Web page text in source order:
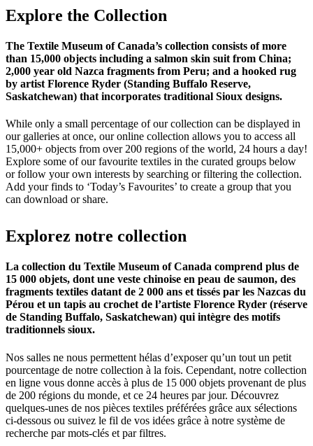
Explore the Collection
The Textile Museum of Canada’s collection consists of more
than 15,000 objects including a salmon skin suit from China;
2,000 year old Nazca fragments from Peru; and a hooked rug
by artist Florence Ryder (Standing Buffalo Reserve,
Saskatchewan) that incorporates traditional Sioux designs.
While only a small percentage of our collection can be displayed in
our galleries at once, our online collection allows you to access all
15,000+ objects from over 200 regions of the world, 24 hours a day!
Explore some of our favourite textiles in the curated groups below
or follow your own interests by searching or filtering the collection.
Add your finds to ‘Today’s Favourites’ to create a group that you
can download or share.
Explorez notre collection
La collection du Textile Museum of Canada comprend plus de
15 000 objets, dont une veste chinoise en peau de saumon, des
fragments textiles datant de 2 000 ans et tissés par les Nazcas du
Pérou et un tapis au crochet de l’artiste Florence Ryder (réserve
de Standing Buffalo, Saskatchewan) qui intègre des motifs
traditionnels sioux.
Nos salles ne nous permettent hélas d’exposer qu’un tout un petit
pourcentage de notre collection à la fois. Cependant, notre collection
en ligne vous donne accès à plus de 15 000 objets provenant de plus
de 200 régions du monde, et ce 24 heures par jour. Découvrez
quelques-unes de nos pièces textiles préférées grâce aux sélections
ci-dessous ou suivez le fil de vos idées grâce à notre système de
recherche par mots-clés et par filtres.